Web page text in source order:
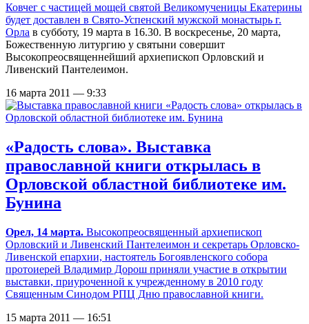
Ковчег с частицей мощей святой Великомученицы Екатерины
будет доставлен в Свято-Успенский мужской монастырь г.
Орла в субботу, 19 марта в 16.30. В воскресенье, 20 марта,
Божественную литургию у святыни совершит
Высокопреосвященнейший архиепископ Орловский и
Ливенский Пантелеимон.
16 марта 2011 — 9:33
«Радость слова». Выставка
православной книги открылась в
Орловской областной библиотеке им.
Бунина
Орел, 14 марта. Высокопреосвященный архиепископ
Орловский и Ливенский Пантелеимон и секретарь Орловско-
Ливенской епархии, настоятель Богоявленского собора
протоиерей Владимир Дорош приняли участие в открытии
выставки, приуроченной к учрежденному в 2010 году
Священным Синодом РПЦ Дню православной книги.
15 марта 2011 — 16:51